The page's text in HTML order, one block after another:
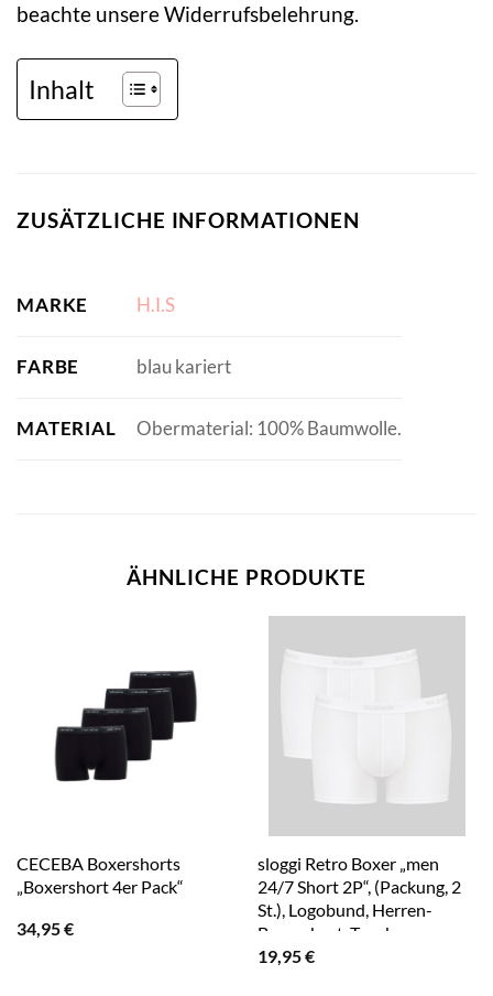
beachte unsere Widerrufsbelehrung.
Inhalt
ZUSÄTZLICHE INFORMATIONEN
MARKE H.I.S
FARBE blau kariert
MATERIAL Obermaterial: 100% Baumwolle.
ÄHNLICHE PRODUKTE
CECEBA Boxershorts
„Boxershort 4er Pack“
34,95€
sloggi Retro Boxer „men
24/7 Short 2P“, (Packung, 2
St.), Logobund, Herren-
Boxershort, Trunk
19,95€